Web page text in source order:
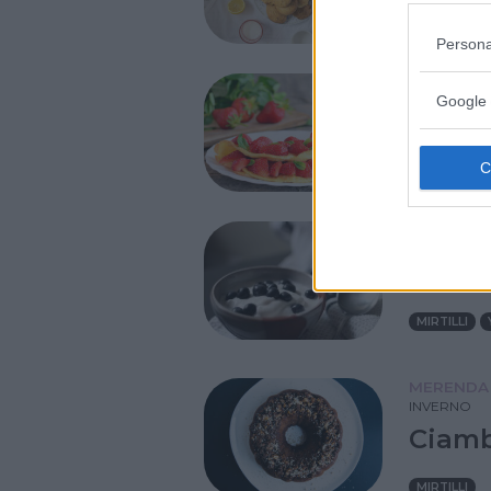
Google
MIRTILLI
INVERNO
MIRTILLI